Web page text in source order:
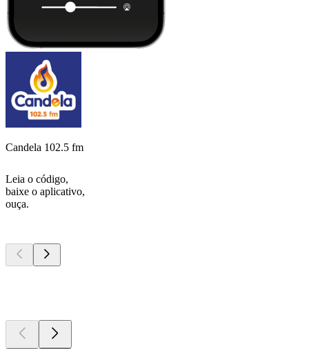
Candela 102.5 fm
Leia o código,
baixe o aplicativo,
ouça.